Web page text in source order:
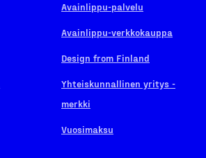
Avainlippu-palvelu
Avainlippu-verkkokauppa
Design from Finland
Yhteiskunnallinen yritys -
merkki
Vuosimaksu